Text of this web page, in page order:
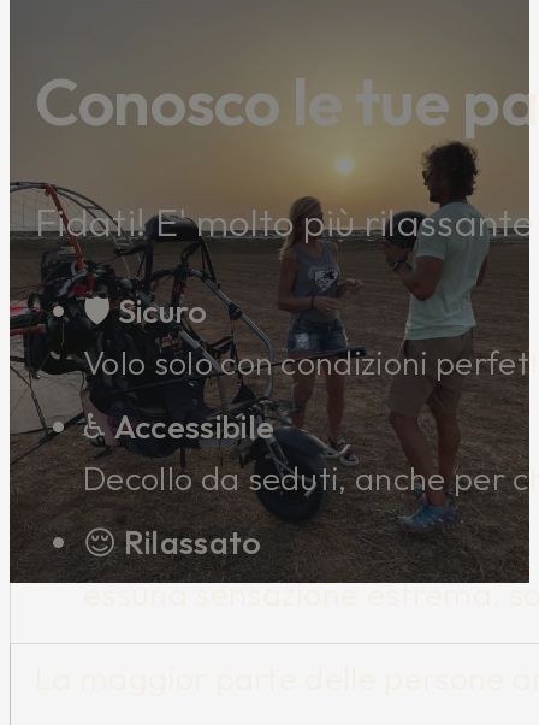
Conosco le tue
Fidati! E' molto più
🛡️ Sicuro
Volo solo con condizioni
♿ Accessibile
Decollo da seduti, anche per
😌 Rilassato
essuna sensazione estrema,